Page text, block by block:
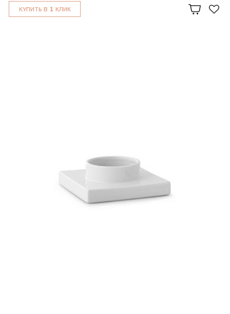
КУПИТЬ В 1 КЛИК